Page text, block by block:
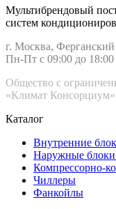
Мультибрендовый
систем
г. Москва, Ферганский
Пн-Пт с 09:00 до 18:00
Общество с
«Климат
Каталог
Внутренние
Наружные
Компрессорно-
Чиллеры
Фанкойлы